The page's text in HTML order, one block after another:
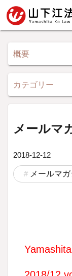
メールマ
2018-12-12
メールマ
概要
カテゴリー